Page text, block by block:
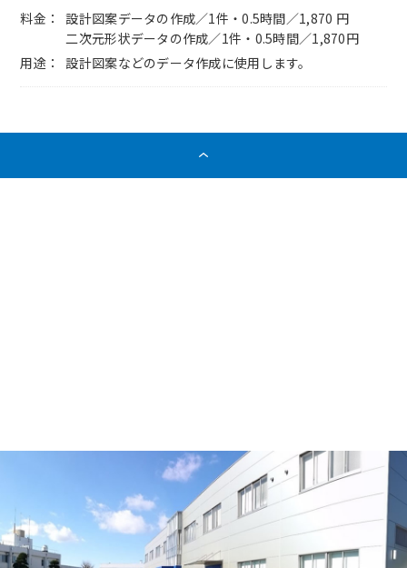
料金
設計図案データの作成／1件・0.5時間／1,870 円
二次元形状データの作成／1件・0.5時間／1,870円
用途
設計図案などのデータ作成に使用します。